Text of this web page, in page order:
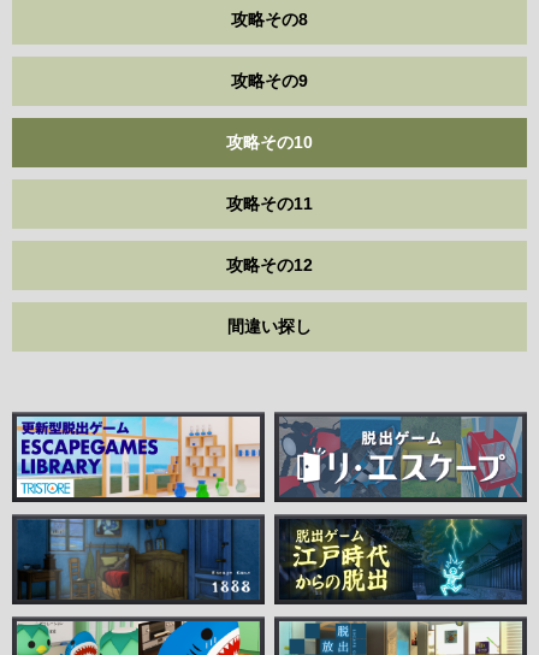
攻略その8
攻略その9
攻略その10
攻略その11
攻略その12
間違い探し